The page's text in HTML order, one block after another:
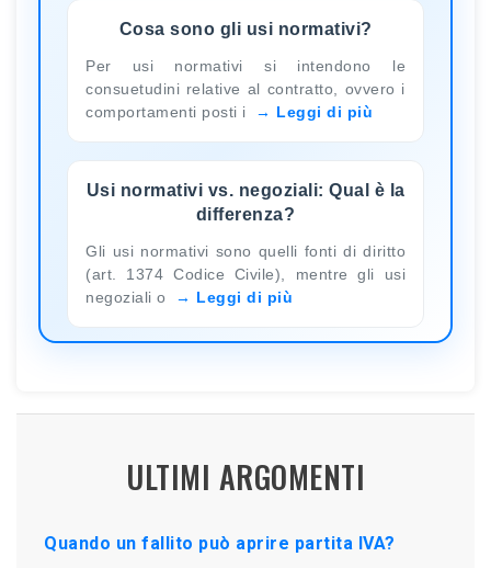
Cosa sono gli usi normativi?
Per usi normativi si intendono le
consuetudini relative al contratto, ovvero i
comportamenti posti i
Leggi di più
Usi normativi vs. negoziali: Qual è la
differenza?
Gli usi normativi sono quelli fonti di diritto
(art. 1374 Codice Civile), mentre gli usi
negoziali o
Leggi di più
ULTIMI ARGOMENTI
Quando un fallito può aprire partita IVA?